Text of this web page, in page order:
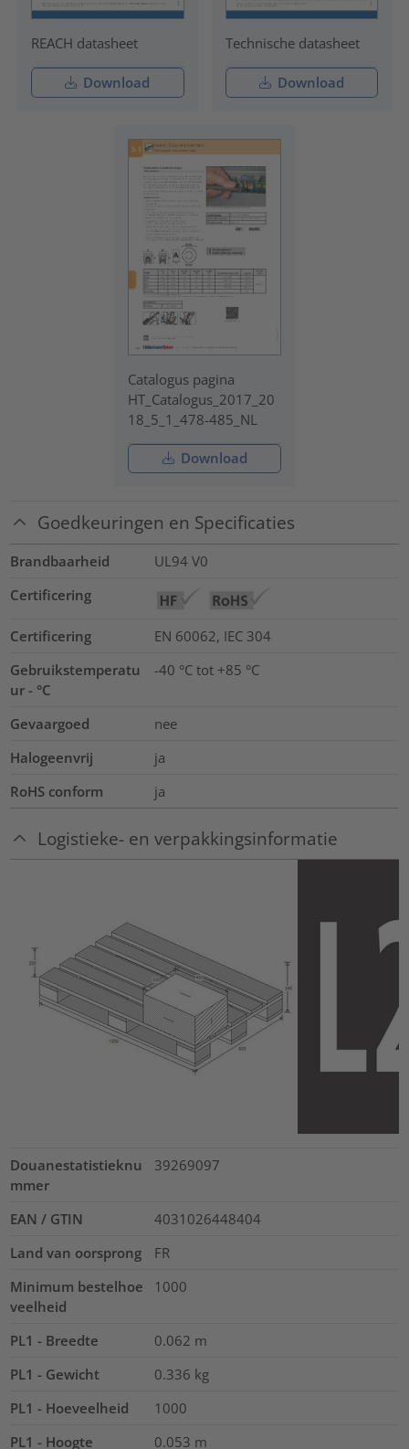
REACH datasheet
Download
Technische datasheet
Download
Catalogus pagina
HT_Catalogus_2017_20
18_5_1_478-485_NL
Download
Goedkeuringen en Specificaties
Brandbaarheid
UL94 V0
Certificering
Certificering
EN 60062, IEC 304
Gebruikstemperatu
ur - °C
-40 °C tot +85 °C
Gevaargoed
nee
Halogeenvrij
ja
RoHS conform
ja
Logistieke- en verpakkingsinformatie
Douanestatistieknu
mmer
39269097
EAN / GTIN
4031026448404
Land van oorsprong
FR
Minimum bestelhoe
veelheid
1000
PL1 - Breedte 0.062 m
PL1 - Gewicht
0.336 kg
PL1 - Hoeveelheid
1000
PL1 - Hoogte
0.053 m